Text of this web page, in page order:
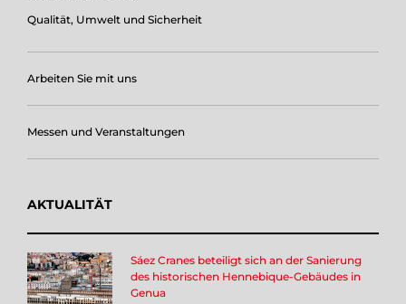
Qualität, Umwelt und Sicherheit
Arbeiten Sie mit uns
Messen und Veranstaltungen
AKTUALITÄT
Sáez Cranes beteiligt sich an der Sanierung
des historischen Hennebique-Gebäudes in
Genua